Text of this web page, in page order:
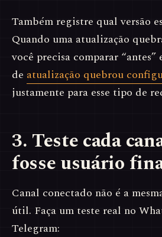
Também registre qual versão
Quando uma atualização
você precisa comparar “antes”
de atualização quebrou
justamente para esse tipo de
3. Teste cada
fosse usuário
Canal conectado não é a
útil. Faça um teste real no
Telegram: